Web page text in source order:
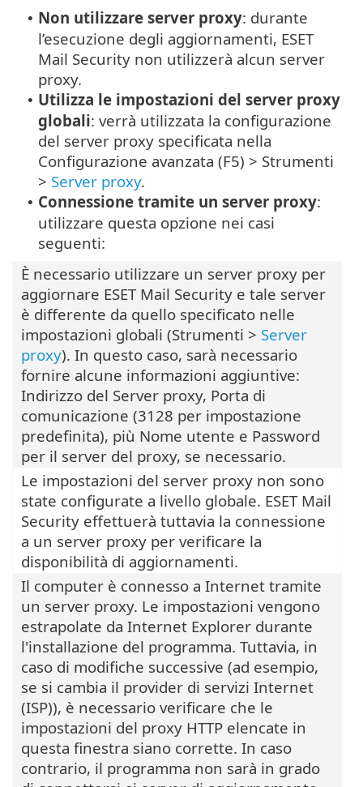
• Non utilizzare server proxy: durante
l’esecuzione degli aggiornamenti, ESET
Mail Security non utilizzerà alcun server
proxy.
• Utilizza le impostazioni del server proxy
globali: verrà utilizzata la configurazione
del server proxy specificata nella
Configurazione avanzata (F5) > Strumenti
> Server proxy.
• Connessione tramite un server proxy:
utilizzare questa opzione nei casi
seguenti:
È necessario utilizzare un server proxy per
aggiornare ESET Mail Security e tale server
è differente da quello specificato nelle
impostazioni globali (Strumenti > Server
proxy). In questo caso, sarà necessario
fornire alcune informazioni aggiuntive:
Indirizzo del Server proxy, Porta di
comunicazione (3128 per impostazione
predefinita), più Nome utente e Password
per il server del proxy, se necessario.
Le impostazioni del server proxy non sono
state configurate a livello globale. ESET Mail
Security effettuerà tuttavia la connessione
a un server proxy per verificare la
disponibilità di aggiornamenti.
Il computer è connesso a Internet tramite
un server proxy. Le impostazioni vengono
estrapolate da Internet Explorer durante
l'installazione del programma. Tuttavia, in
caso di modifiche successive (ad esempio,
se si cambia il provider di servizi Internet
(ISP)), è necessario verificare che le
impostazioni del proxy HTTP elencate in
questa finestra siano corrette. In caso
contrario, il programma non sarà in grado